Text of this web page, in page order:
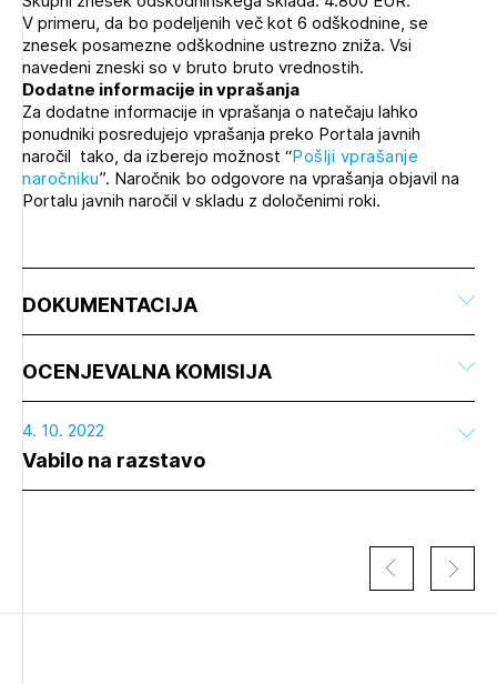
V primeru, da bo podeljenih več kot 6 odškodnine, se
znesek posamezne odškodnine ustrezno zniža. Vsi
navedeni zneski so v bruto bruto vrednostih.
Dodatne informacije in vprašanja
Za dodatne informacije in vprašanja o natečaju lahko
ponudniki posredujejo vprašanja preko Portala javnih
naročil tako, da izberejo možnost “Pošlji vprašanje
naročniku”. Naročnik bo odgovore na vprašanja objavil na
Portalu javnih naročil v skladu z določenimi roki.
DOKUMENTACIJA
OCENJEVALNA KOMISIJA
4. 10. 2022
Vabilo na razstavo